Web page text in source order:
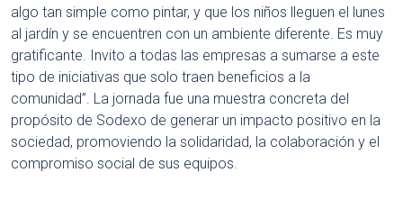
algo tan simple como pintar, y que los niños lleguen el lunes
al jardín y se encuentren con un ambiente diferente. Es muy
gratificante. Invito a todas las empresas a sumarse a este
tipo de iniciativas que solo traen beneficios a la
comunidad”. La jornada fue una muestra concreta del
propósito de Sodexo de generar un impacto positivo en la
sociedad, promoviendo la solidaridad, la colaboración y el
compromiso social de sus equipos.